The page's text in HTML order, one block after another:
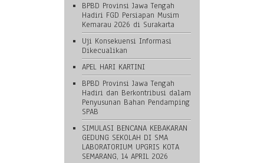
BPBD Provinsi Jawa Tengah
Hadiri FGD Persiapan Musim
Kemarau 2026 di Surakarta
Uji Konsekuensi Informasi
Dikecualikan
APEL HARI KARTINI
BPBD Provinsi Jawa Tengah
Hadiri dan Berkontribusi dalam
Penyusunan Bahan Pendamping
SPAB
SIMULASI BENCANA KEBAKARAN
GEDUNG SEKOLAH DI SMA
LABORATORIUM UPGRIS KOTA
SEMARANG, 14 APRIL 2026